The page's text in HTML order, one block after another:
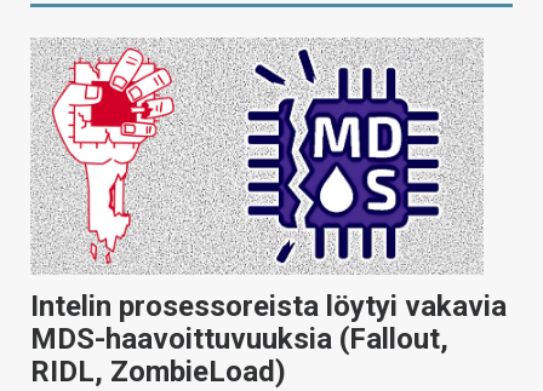
Intelin prosessoreista löytyi vakavia
MDS-haavoittuvuuksia (Fallout,
RIDL, ZombieLoad)